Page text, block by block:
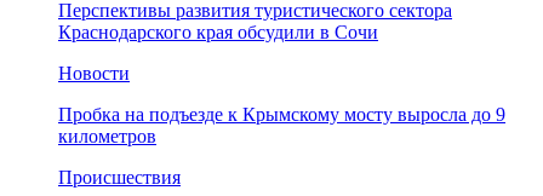
Перспективы развития туристического сектора
Краснодарского края обсудили в Сочи
Новости
Пробка на подъезде к Крымскому мосту выросла до 9
километров
Происшествия